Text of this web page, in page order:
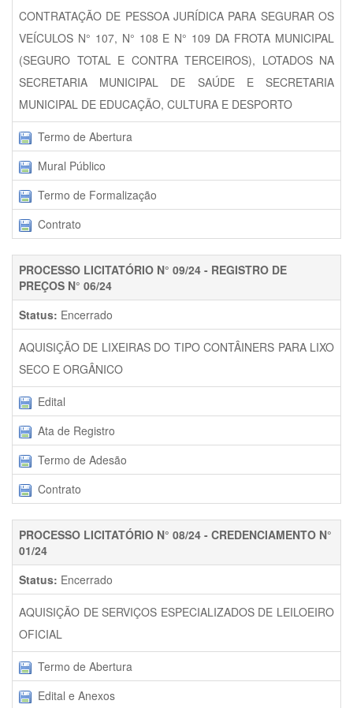
CONTRATAÇÃO DE PESSOA JURÍDICA PARA SEGURAR OS
VEÍCULOS N° 107, N° 108 E N° 109 DA FROTA MUNICIPAL
(SEGURO TOTAL E CONTRA TERCEIROS), LOTADOS NA
SECRETARIA MUNICIPAL DE SAÚDE E SECRETARIA
MUNICIPAL DE EDUCAÇÃO, CULTURA E DESPORTO
Termo de Abertura
Mural Público
Termo de Formalização
Contrato
PROCESSO LICITATÓRIO N° 09/24 - REGISTRO DE
PREÇOS N° 06/24
Status: Encerrado
AQUISIÇÃO DE LIXEIRAS DO TIPO CONTÂINERS PARA LIXO
SECO E ORGÂNICO
Edital
Ata de Registro
Termo de Adesão
Contrato
PROCESSO LICITATÓRIO N° 08/24 - CREDENCIAMENTO N°
01/24
Status: Encerrado
AQUISIÇÃO DE SERVIÇOS ESPECIALIZADOS DE LEILOEIRO
OFICIAL
Termo de Abertura
Edital e Anexos